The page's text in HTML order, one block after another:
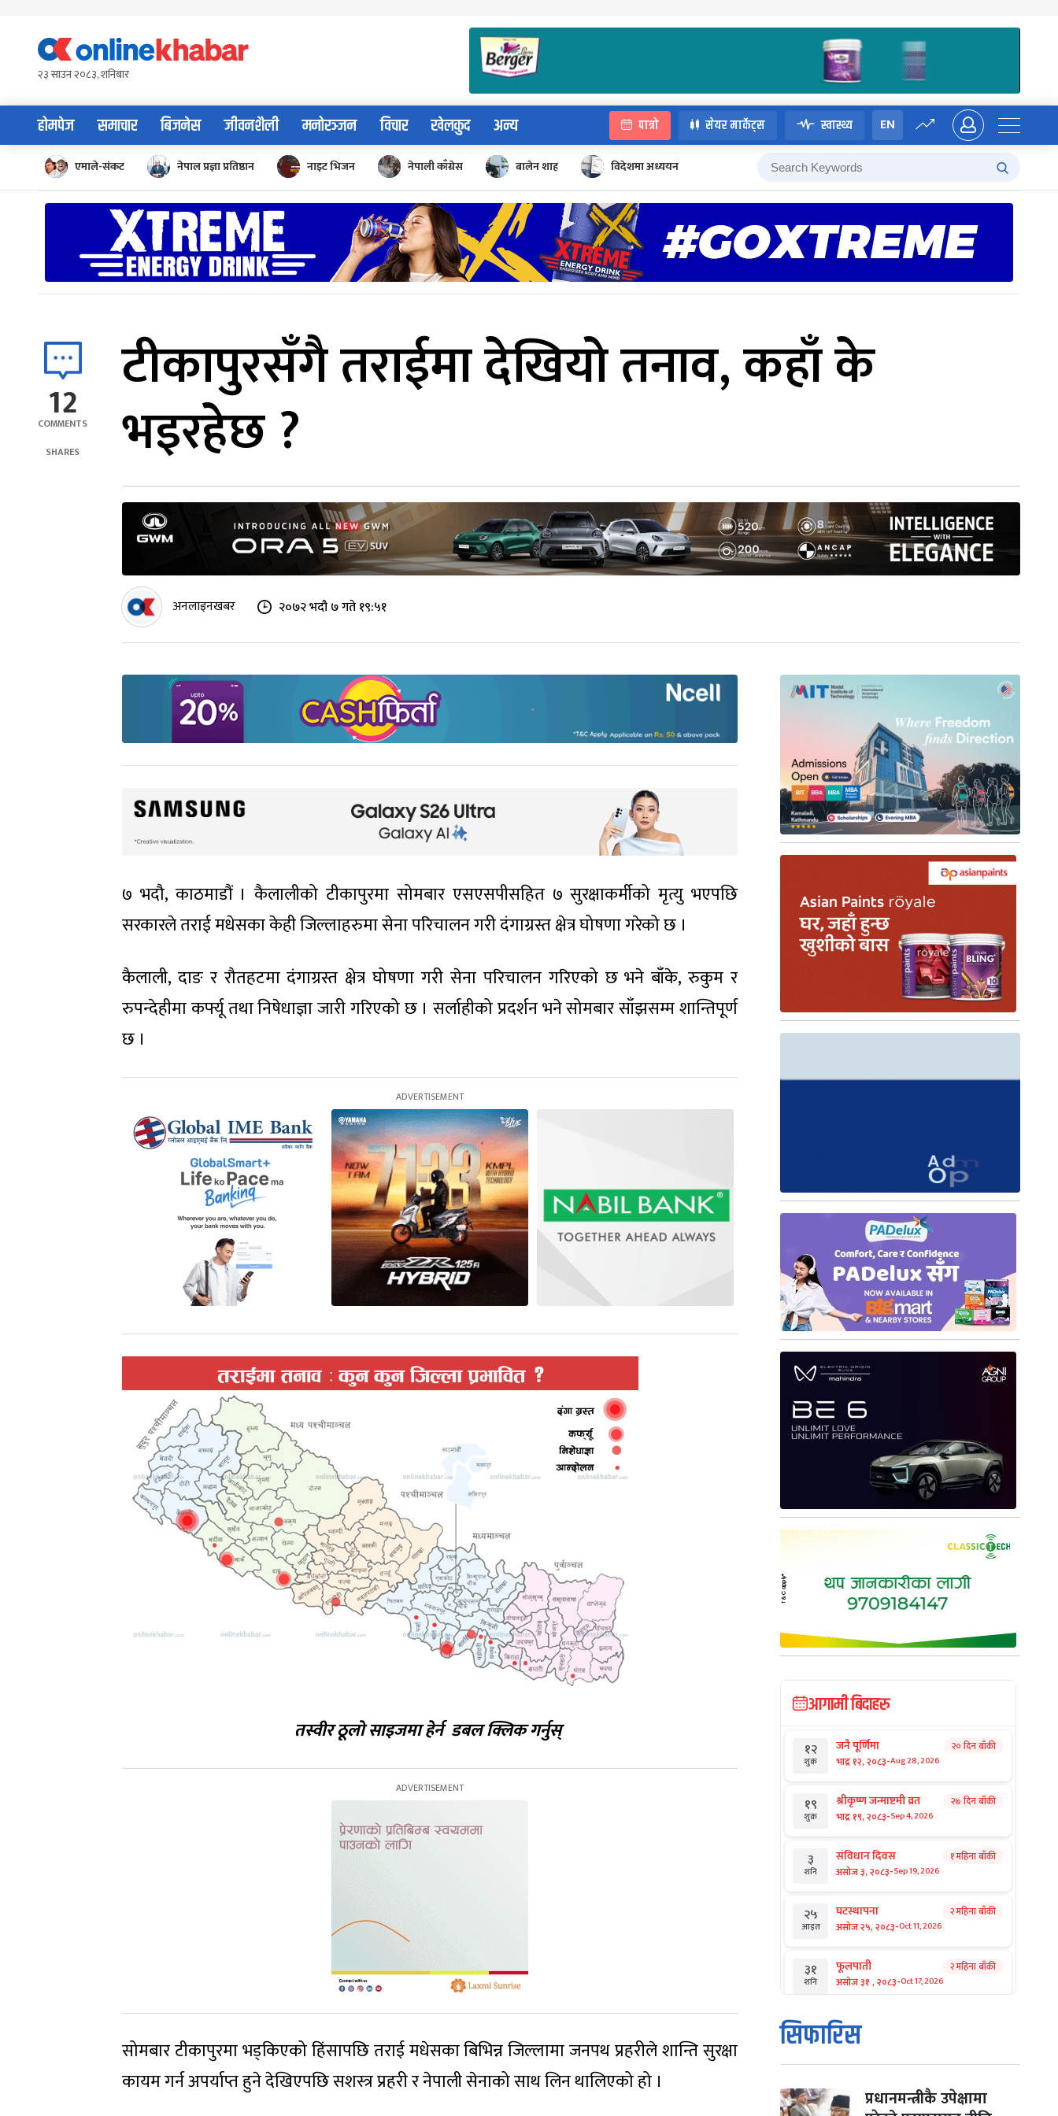
content२३ साउन २०८३, शनिबार
होमपेज समाचार बिजनेस जीवनशैली मनोरञ्जन विचार खेलकुद अन्य पात्रो सेयर मार्केट्स स्वास्थ्य EN
एमाले-संकट नेपाल प्रज्ञा प्रतिष्ठान नाइट भिजन नेपाली काँग्रेस बालेन शाह विदेशमा अध्ययन
12
COMMENTS
SHARES
टीकापुरसँगै तराईमा देखियो तनाव, कहाँ के
भइरहेछ ?
अनलाइनखबर २०७२ भदौ ७ गते १९:५१
७ भदौ, काठमाडौं । कैलालीको टीकापुरमा सोमबार एसएसपीसहित ७ सुरक्षाकर्मीको मृत्यु भएपछि
सरकारले तराई मधेसका केही जिल्लाहरुमा सेना परिचालन गरी दंगाग्रस्त क्षेत्र घोषणा गरेको छ ।
कैलाली, दाङ र रौतहटमा दंगाग्रस्त क्षेत्र घोषणा गरी सेना परिचालन गरिएको छ भने बाँके, रुकुम र
रुपन्देहीमा कर्फ्यू तथा निषेधाज्ञा जारी गरिएको छ । सर्लाहीको प्रदर्शन भने सोमबार साँझसम्म शान्तिपूर्ण
छ ।
तस्वीर ठूलो साइजमा हेर्न डबल क्लिक गर्नुस्
सोमबार टीकापुरमा भड्किएको हिंसापछि तराई मधेसका बिभिन्न जिल्लामा जनपथ प्रहरीले शान्ति सुरक्षा
कायम गर्न अपर्याप्त हुने देखिएपछि सशस्त्र प्रहरी र नेपाली सेनाको साथ लिन थालिएको हो ।
आगामी बिदाहरु
१२
शुक्र
जनै पूर्णिमा
भाद्र १२, २०८३-Aug 28, 2026
२० दिन बाँकी
१९
शुक्र
श्रीकृष्ण जन्माष्टमी व्रत
भाद्र १९, २०८३-Sep 4, 2026
२७ दिन बाँकी
३
शनि
संविधान दिवस
असोज ३, २०८३-Sep 19, 2026
१ महिना बाँकी
२५
आइत
घटस्थापना
असोज २५, २०८३-Oct 11, 2026
२ महिना बाँकी
३१
शनि
फूलपाती
असोज ३१ , २०८३-Oct 17, 2026
२ महिना बाँकी
१
आइत
कार्तिक सङ्क्रान्ति
कार्तिक १, २०८३
मंगल कार्तिक ३, २०८३-Oct 20, 2026
सिफारिस
प्रधानमन्त्रीकै उपेक्षामा